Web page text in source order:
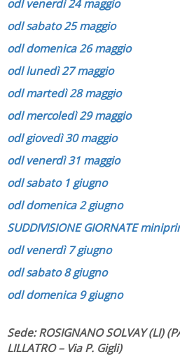
odl venerdì 24 maggio
odl sabato 25 maggio
odl domenica 26 maggio
odl lunedì 27 maggio
odl martedì 28 maggio
odl mercoledì 29 maggio
odl giovedì 30 maggio
odl venerdì 31 maggio
odl sabato 1 giugno
odl domenica 2 giugno
SUDDIVISIONE GIORNATE
odl venerdì 7 giugno
odl sabato 8 giugno
odl domenica 9 giugno
Sede: ROSIGNANO SOLVAY (LI)
LILLATRO – Via P. Gigli)